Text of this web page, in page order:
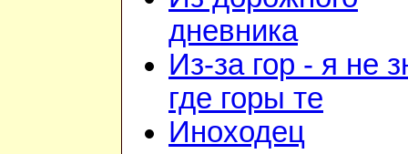
дневника
Из-за гор - я не
где горы те
Иноходец